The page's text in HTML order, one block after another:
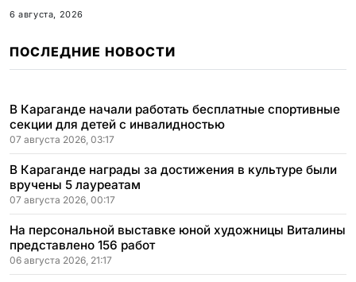
6 августа, 2026
ПОСЛЕДНИЕ НОВОСТИ
В Караганде начали работать бесплатные спортивные
секции для детей с инвалидностью
07 августа 2026, 03:17
В Караганде награды за достижения в культуре были
вручены 5 лауреатам
07 августа 2026, 00:17
На персональной выставке юной художницы Виталины
представлено 156 работ
06 августа 2026, 21:17